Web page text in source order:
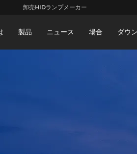
卸売HIDランプメーカー
製品 ニュース 場合 ダウ